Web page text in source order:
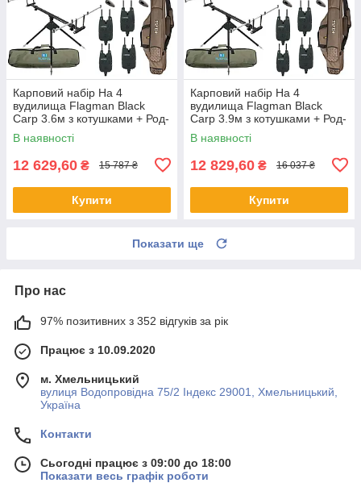
Карповий набір На 4
вудилища Flagman Black
Carp 3.6м з котушками + Род-
под + Сигназатори + Чохол
В наявності
12 629,60 ₴ 15 787 ₴
Купити
Карповий набір На 4
вудилища Flagman Black
Carp 3.9м з котушками + Род-
под + Сигназатори + Чохол
В наявності
12 829,60 ₴ 16 037 ₴
Купити
Показати ще
Про нас
97% позитивних з 352 відгуків за рік
Працює з 10.09.2020
м. Хмельницький
вулиця Водопровідна 75/2 Індекс 29001, Хмельницький,
Україна
Контакти
Сьогодні працює з 09:00 до 18:00
Показати весь графік роботи